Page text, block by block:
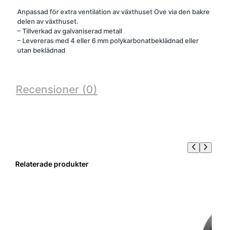
ä
n
g
d
Anpassad för extra ventilation av växthuset Ove via den bakre
delen av växthuset.
– Tillverkad av galvaniserad metall
– Levereras med 4 eller 6 mm polykarbonatbeklädnad eller
utan beklädnad
Recensioner (0)
Relaterade produkter